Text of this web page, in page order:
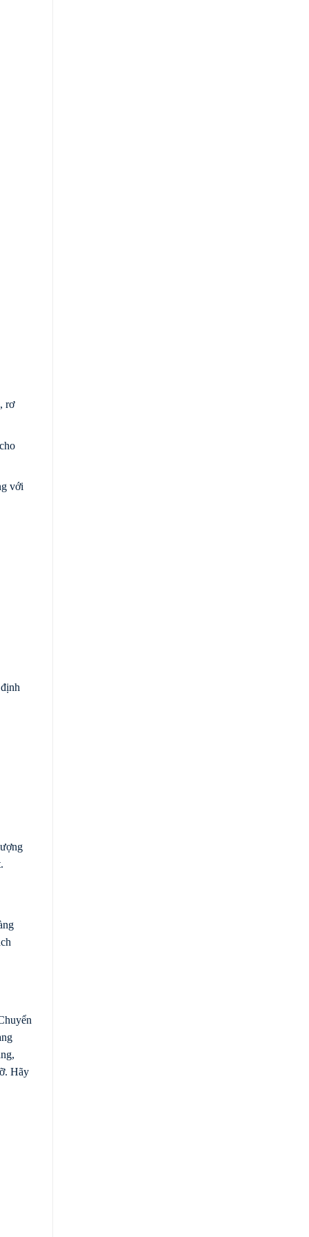
rơ
với
Hãy